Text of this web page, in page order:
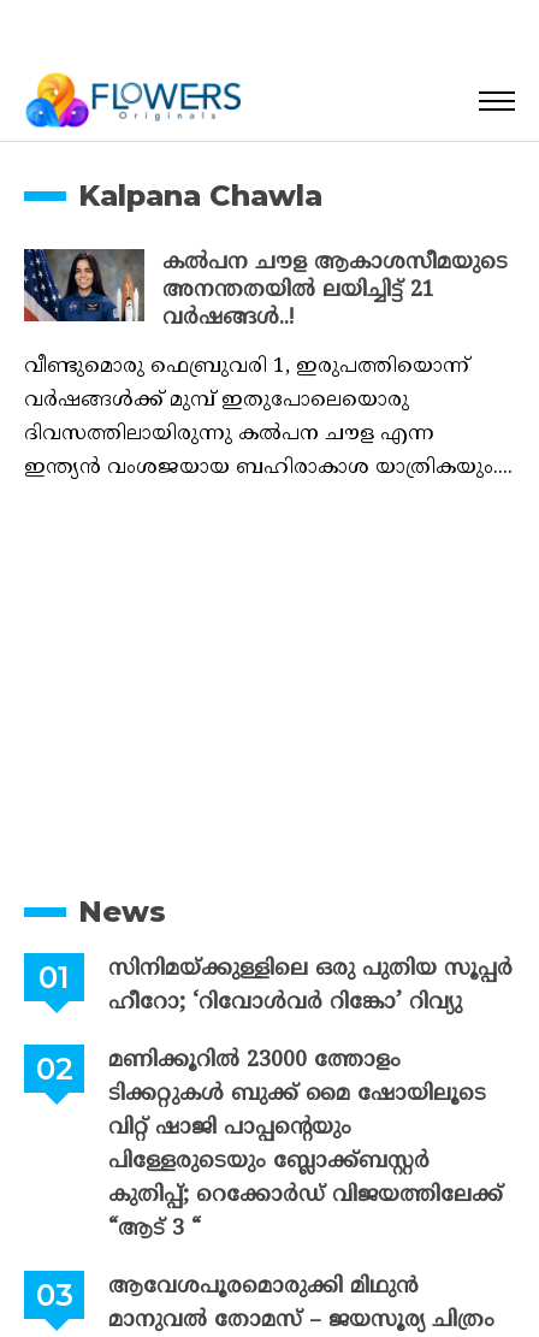
Kalpana Chawla
കൽപന ചൗള ആകാശസീമയുടെ
അനന്തതയില്‍ ലയിച്ചിട്ട് 21
വര്‍ഷങ്ങൾ..!
വീണ്ടുമൊരു ഫെബ്രുവരി 1, ഇരുപത്തിയൊന്ന്
വർഷങ്ങൾക്ക് മുമ്പ് ഇതുപോലെയൊരു
ദിവസത്തിലായിരുന്നു കൽപന ചൗള എന്ന
ഇന്ത്യൻ വംശജയായ ബഹിരാകാശ യാത്രികയും....
News
സിനിമയ്ക്കുള്ളിലെ ഒരു പുതിയ സൂപ്പർ
ഹീറോ; ‘റിവോൾവർ റിങ്കോ’ റിവ്യു
മണിക്കൂറിൽ 23000 ത്തോളം
ടിക്കറ്റുകൾ ബുക്ക് മൈ ഷോയിലൂടെ
വിറ്റ് ഷാജി പാപ്പന്റെയും
പിള്ളേരുടെയും ബ്ലോക്ക്ബസ്റ്റർ
കുതിപ്പ്; റെക്കോർഡ് വിജയത്തിലേക്ക്
“ആട് 3 “
ആവേശപൂരമൊരുക്കി മിഥുൻ
മാനുവൽ തോമസ് – ജയസൂര്യ ചിത്രം